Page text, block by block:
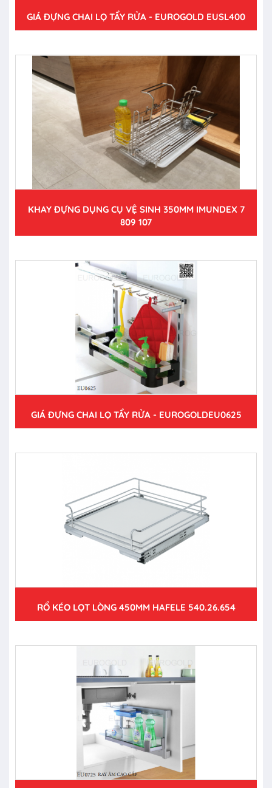
GIÁ ĐỰNG CHAI LỌ TẨY RỬA - EUROGOLD EUSL400
KHAY ĐỰNG DỤNG CỤ VỆ SINH 350MM IMUNDEX 7
809 107
GIÁ ĐỰNG CHAI LỌ TẨY RỬA - EUROGOLDEU0625
RỔ KÉO LỌT LÒNG 450MM HAFELE 540.26.654